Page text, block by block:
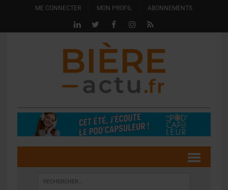
ME CONNECTER MON PROFIL ABONNEMENTS